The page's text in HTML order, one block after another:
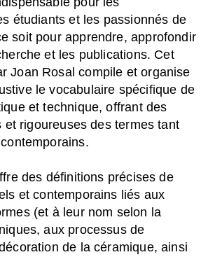
étudiants et les passionnés de
soit pour apprendre, approfondir
et les publications. Cet
Joan Rosal compile et organise
le vocabulaire spécifique de
et technique, offrant des
et rigoureuses des termes tant
des définitions précises de
et contemporains liés aux
(et à leur nom selon la
aux processus de
de la céramique, ainsi